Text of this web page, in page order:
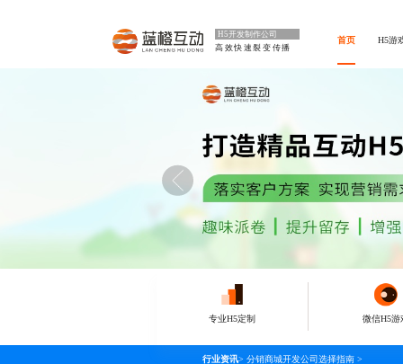
H5开发制作公司
高效快速裂变传播
首页 H5游
专业H5定制 微信H5游
行业资讯> 分销商城开发公司选择指南 >